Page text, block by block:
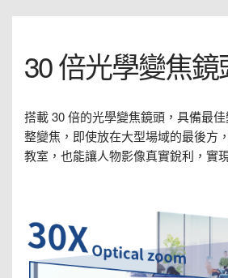
30 倍光學變焦鏡
搭載 30 倍的光學變焦鏡頭，具備最
整變焦，即使放在大型場域的最後方
教室，也能讓人物影像真實銳利，實